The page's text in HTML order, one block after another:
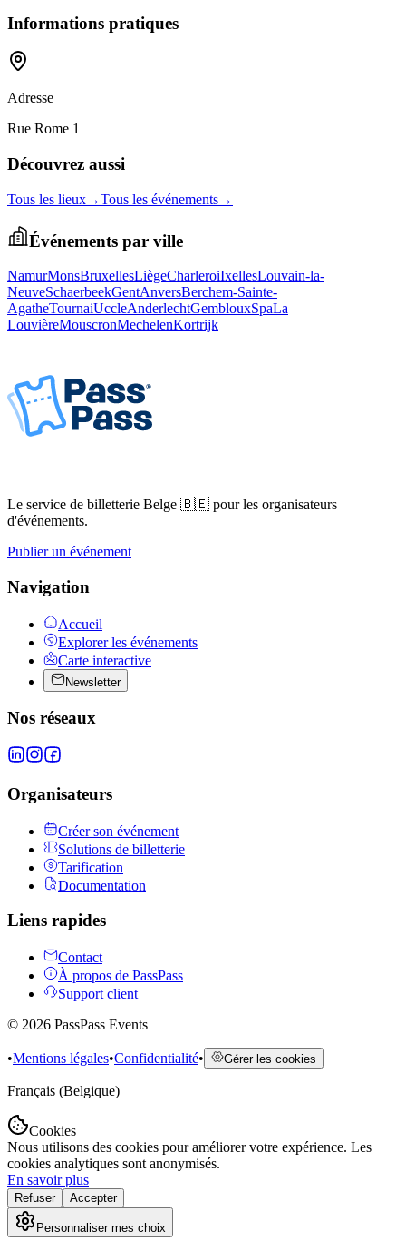
Informations pratiques
Adresse
Rue Rome 1
Découvrez aussi
Tous les lieux→Tous les événements→
Événements par ville
NamurMonsBruxellesLiègeCharleroiIxellesLouvain-la-
NeuveSchaerbeekGentAnversBerchem-Sainte-
AgatheTournaiUccleAnderlechtGemblouxSpaLa
LouvièreMouscronMechelenKortrijk
Le service de billetterie Belge 🇧🇪 pour les organisateurs
d'événements.
Publier un événement
Navigation
Accueil
Explorer les événements
Carte interactive
Newsletter
Nos réseaux
Organisateurs
Créer son événement
Solutions de billetterie
Tarification
Documentation
Liens rapides
Contact
À propos de PassPass
Support client
© 2026 PassPass Events
•Mentions légales•Confidentialité• Gérer les cookies
Français (Belgique)
Cookies
Nous utilisons des cookies pour améliorer votre expérience. Les
cookies analytiques sont anonymisés.
En savoir plus
Refuser Accepter
Personnaliser mes choix